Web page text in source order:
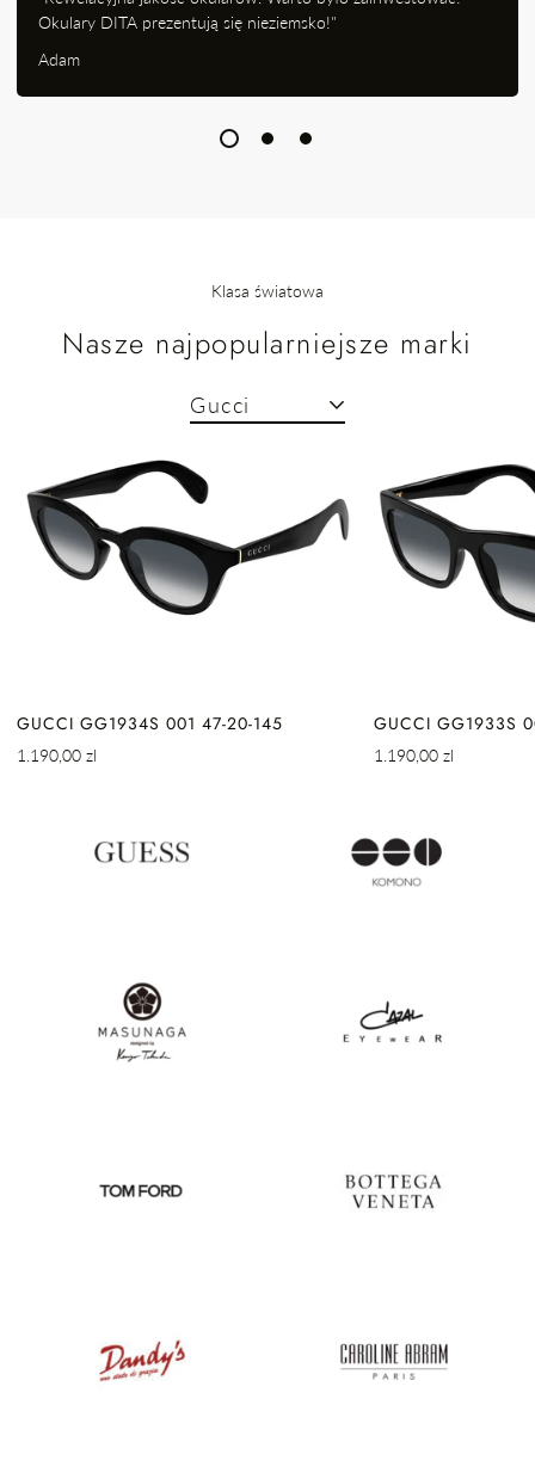
Okulary DITA prezentują się nieziemsko!"
Adam
Klasa światowa
Nasze najpopularniejsze marki
Gucci
GUCCI GG1934S 001 47-20-145
Cena
1.190,00 zl
GUCCI GG1933S
Cena
1.190,00 zl